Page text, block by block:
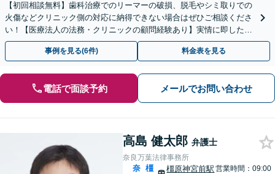
【初回相談無料】歯科治療でのリーマーの破損、脱毛やシミ取りでの
火傷などクリニック側の対応に納得できない場合はぜひご相談くださ
い！【医療法人の法務・クリニックの顧問経験あり】実情に即したア
ドバイスで、納得のできるトラブルの解決を目指します。
事例を見る(6件) 料金表を見る
電話で面談予約 メールでお問い合わせ
高島 健太郎 弁護士
奈良万葉法律事務所
奈 橿
橿原神宮前駅 営業時間：09:00